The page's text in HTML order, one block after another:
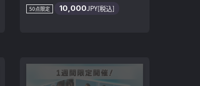
50点限定 10,000JPY[税込]